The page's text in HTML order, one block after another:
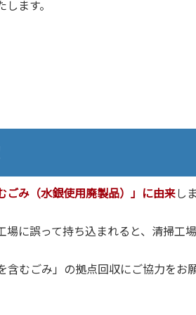
ます。
ごみ（水銀使用廃製品）」に由来し
に誤って持ち込まれると、清掃工
むごみ」の拠点回収にご協力をお